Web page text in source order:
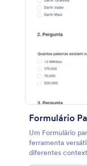
Formulário
Um Formulário
ferramenta
diferentes
divertida,